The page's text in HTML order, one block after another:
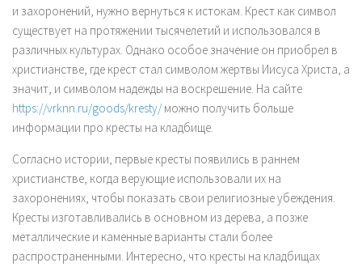
и захоронений, нужно вернуться к истокам. Крест как символ
существует на протяжении тысячелетий и использовался в
различных культурах. Однако особое значение он приобрел в
христианстве, где крест стал символом жертвы Иисуса Христа, а
значит, и символом надежды на воскрешение. На сайте
https://vrknn.ru/goods/kresty/ можно получить больше
информации про кресты на кладбище.
Согласно истории, первые кресты появились в раннем
христианстве, когда верующие использовали их на
захоронениях, чтобы показать свои религиозные убеждения.
Кресты изготавливались в основном из дерева, а позже
металлические и каменные варианты стали более
распространенными. Интересно, что кресты на кладбищах